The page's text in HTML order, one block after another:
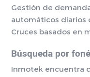
Gestión de
automáticos diarios
Cruces basados en
Búsqueda por
Inmotek encuentra